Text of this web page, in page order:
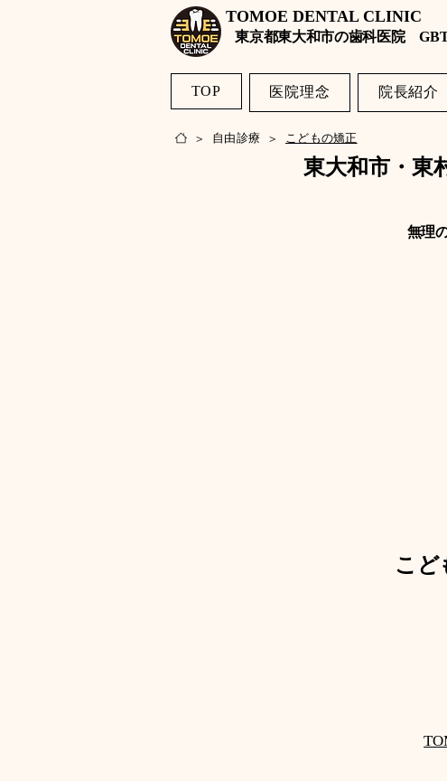
TOMOE DENTAL CLINIC
東京都東大和市の歯科医院
TOP 医院理念 院長紹介
東大和市・東
無理
こど
> 自由診療 > こどもの矯正